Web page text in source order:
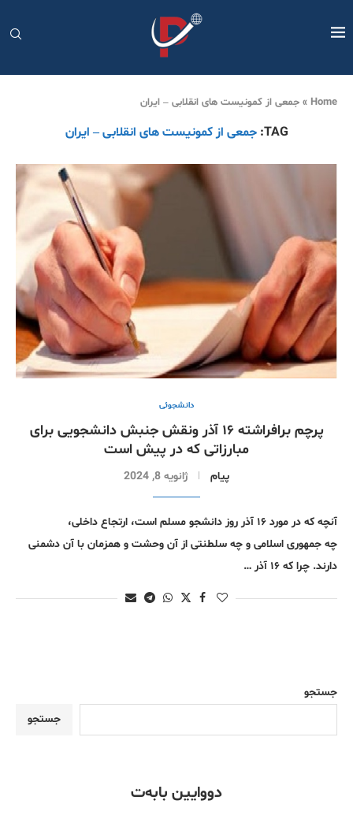
Home
» جمعی از کمونیست های انقلابی – ایران
TAG: جمعی از کمونیست های انقلابی – ایران
دانشجوئی
پرچم برافراشته ۱۶ آذر ونقش جنبش دانشجویی برای
مبارزاتی که در پیش است
پیام ژانویه 8, 2024
آنچه که در مورد ۱۶ آذر روز دانشجو مسلم است، ارتجاع داخلی،
چه جمهوری اسلامی و چه سلطنتی از آن وحشت و همزمان با آن دشمنی
دارند. چرا که ۱۶ آذر …
جستجو
جستجو
دووایین بابەت